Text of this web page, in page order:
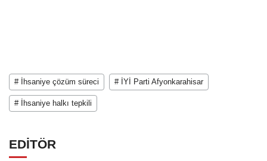
# İhsaniye çözüm süreci # İYİ Parti Afyonkarahisar
# İhsaniye halkı tepkili
EDİTÖR